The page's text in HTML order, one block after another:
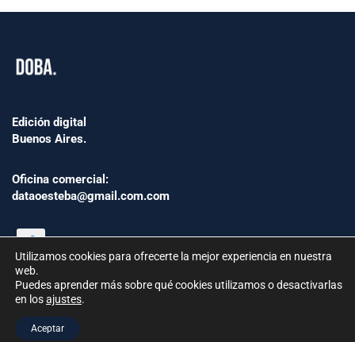
Edición digital
Buenos Aires.
Oficina comercial:
dataoesteba@gmail.com.com
República Argentina | Todos los derechos reservados.
Utilizamos cookies para ofrecerte la mejor experiencia en nuestra
web.
Puedes aprender más sobre qué cookies utilizamos o desactivarlas
en losajustes.
Aceptar